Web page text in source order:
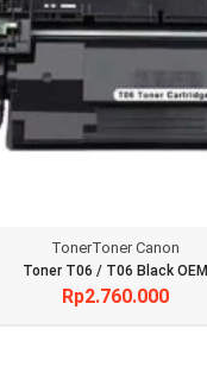
TonerToner Canon
Toner T06 / T06 Black OEM
Rp2.760.000